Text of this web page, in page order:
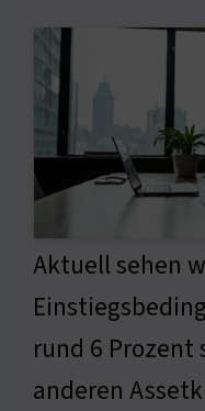
Aktuell sehen
rund 6 Prozent
anderen